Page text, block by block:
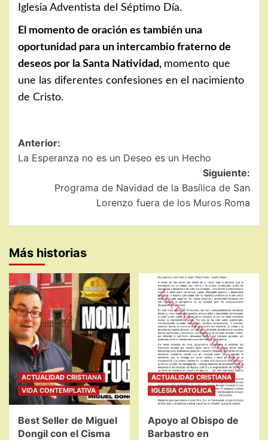
Iglesia Adventista del Séptimo Día.
El momento de oración es también una
oportunidad para un intercambio fraterno de
deseos por la Santa Natividad, momento que
une las diferentes confesiones en el nacimiento
de Cristo.
Navegación
de
entradas
Anterior:
La Esperanza no es un Deseo es un Hecho
Siguiente:
Programa de Navidad de la Basílica de San
Lorenzo fuera de los Muros Roma
Más historias
ACTUALIDAD CRISTIANA
VIDA CONTEMPLATIVA
Best Seller de Miguel
Dongil con el Cisma
ACTUALIDAD CRISTIANA
IGLESIA CATOLICA
Apoyo al Obispo de
Barbastro en